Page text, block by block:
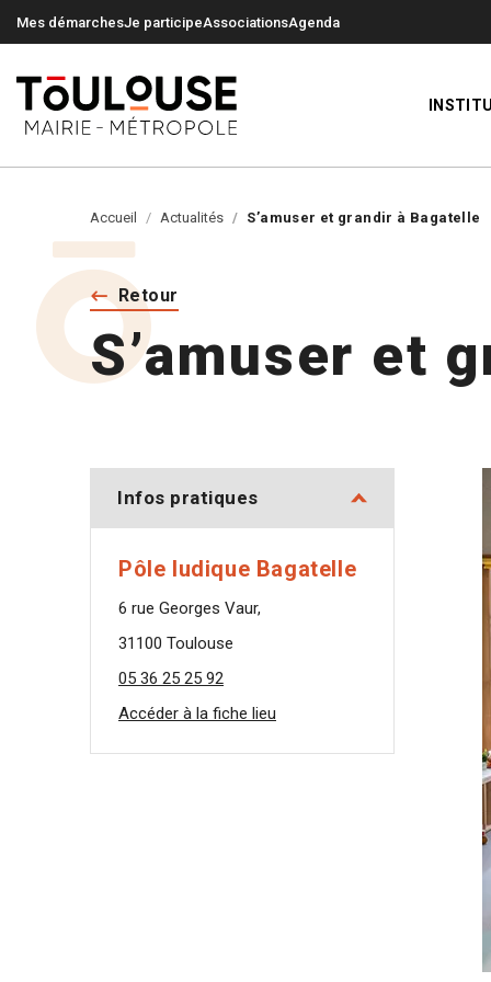
Mes démarchesJe participeAssociationsAgenda
Accueil Actualités S’amuser et grandir à Bagatelle
Retour
S’amuser et
Infos pratiques
Pôle ludique Bagatelle
6 rue Georges Vaur,
31100 Toulouse
05 36 25 25 92
Accéder à la fiche lieu